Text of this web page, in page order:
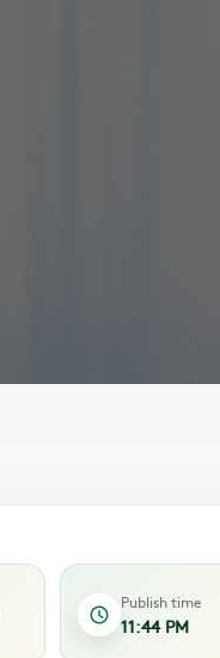
Publish time
11:44 PM